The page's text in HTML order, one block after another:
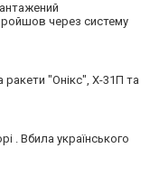
через систему
"Онікс", Х-31П та
. Вбила українського